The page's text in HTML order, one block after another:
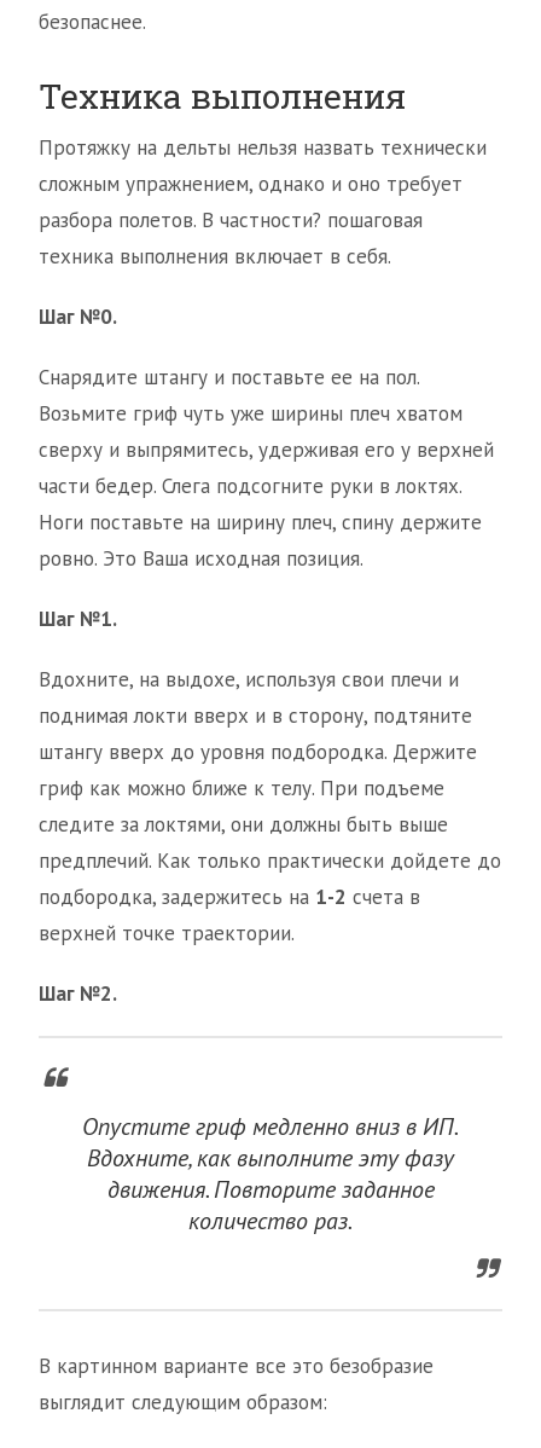
безопаснее.
Техника выполнения
Протяжку на дельты нельзя назвать технически
сложным упражнением, однако и оно требует
разбора полетов. В частности? пошаговая
техника выполнения включает в себя.
Шаг №0.
Снарядите штангу и поставьте ее на пол.
Возьмите гриф чуть уже ширины плеч хватом
сверху и выпрямитесь, удерживая его у верхней
части бедер. Слега подсогните руки в локтях.
Ноги поставьте на ширину плеч, спину держите
ровно. Это Ваша исходная позиция.
Шаг №1.
Вдохните, на выдохе, используя свои плечи и
поднимая локти вверх и в сторону, подтяните
штангу вверх до уровня подбородка. Держите
гриф как можно ближе к телу. При подъеме
следите за локтями, они должны быть выше
предплечий. Как только практически дойдете до
подбородка, задержитесь на 1-2 счета в
верхней точке траектории.
Шаг №2.
Опустите гриф медленно вниз в ИП.
Вдохните, как выполните эту фазу
движения. Повторите заданное
количество раз.
В картинном варианте все это безобразие
выглядит следующим образом: